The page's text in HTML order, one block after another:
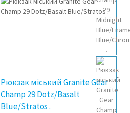
Рюкзак міський Granite Gear
Champ 29 Dotz/Basalt
Blue/Stratos .